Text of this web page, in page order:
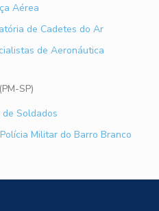
Aérea
de Cadetes do Ar
de Aeronáutica
SP)
de Soldados
Militar do Barro Branco